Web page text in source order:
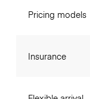
Pricing models
Insurance